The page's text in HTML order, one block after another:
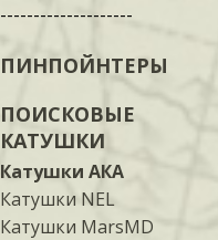
--------------------
ПИНПОЙНТЕРЫ
ПОИСКОВЫЕ
КАТУШКИ
Катушки АКА
Катушки NEL
Катушки MarsMD